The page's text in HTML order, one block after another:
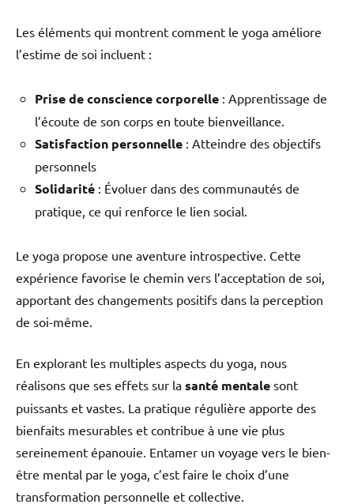
Les éléments qui montrent comment le yoga améliore
l’estime de soi incluent :
Prise de conscience corporelle : Apprentissage de
l’écoute de son corps en toute bienveillance.
Satisfaction personnelle : Atteindre des objectifs
personnels
Solidarité : Évoluer dans des communautés de
pratique, ce qui renforce le lien social.
Le yoga propose une aventure introspective. Cette
expérience favorise le chemin vers l’acceptation de soi,
apportant des changements positifs dans la perception
de soi-même.
En explorant les multiples aspects du yoga, nous
réalisons que ses effets sur la santé mentale sont
puissants et vastes. La pratique régulière apporte des
bienfaits mesurables et contribue à une vie plus
sereinement épanouie. Entamer un voyage vers le bien-
être mental par le yoga, c’est faire le choix d’une
transformation personnelle et collective.